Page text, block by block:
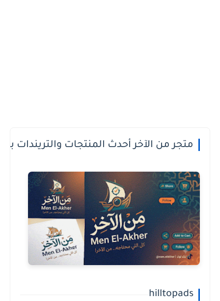
متجر من الآخر أحدث المنتجات والتريندات
hilltopads